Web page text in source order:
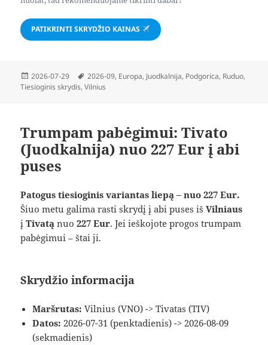
PATIKRINTI SKRYDŽIO KAINAS
Paskelbta
2026-07-29 Žymos
2026-09, Europa, Juodkalnija, Podgorica, Ruduo,
Tiesioginis skrydis,Vilnius
Trumpam pabėgimui: Tivato
(Juodkalnija) nuo 227 Eur į abi
puses
Patogus tiesioginis variantas liepą – nuo 227 Eur.
Šiuo metu galima rasti skrydį į abi puses išVilniaus
įTivatą nuo227 Eur. Jei ieškojote progos trumpam
pabėgimui – štai ji.
Skrydžio informacija
Maršrutas: Vilnius (VNO) -> Tivatas (TIV)
Datos: 2026-07-31 (penktadienis) -> 2026-08-09
(sekmadienis)